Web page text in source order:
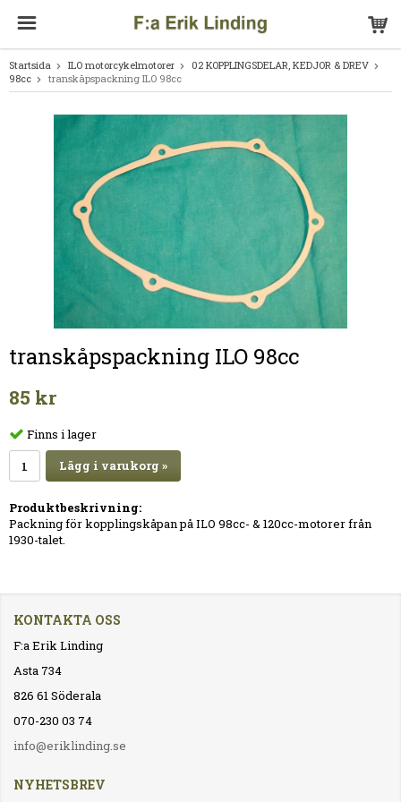
Startsida ILO motorcykelmotorer
02 KOPPLINGSDELAR, KEDJOR & DREV
98cc
transkåpspackning ILO 98cc
transkåpspackning ILO 98cc
85 kr
Finns i lager
Lägg i varukorg »
Produktbeskrivning:
Packning för kopplingskåpan på ILO 98cc- & 120cc-motorer från
1930-talet.
KONTAKTA OSS
F:a Erik Linding
Asta 734
826 61 Söderala
070-230 03 74
info@eriklinding.se
NYHETSBREV